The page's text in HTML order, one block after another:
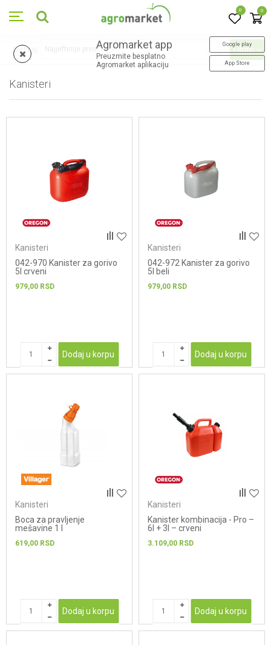
0 0
Agromarket app
Preuzmite besplatno
Agromarket aplikaciju
Google play
App Store
Kanisteri
Sortiraj Filteri
Kanisteri
042-970 Kanister za gorivo
5l crveni
979,00 RSD
Dodaj u korpu
Kanisteri
042-972 Kanister za gorivo
5l beli
979,00 RSD
Dodaj u korpu
Kanisteri
Boca za pravljenje
mešavine 1 l
619,00 RSD
Dodaj u korpu
Kanisteri
Kanister kombinacija - Pro –
6l + 3l – crveni
3.109,00 RSD
Dodaj u korpu